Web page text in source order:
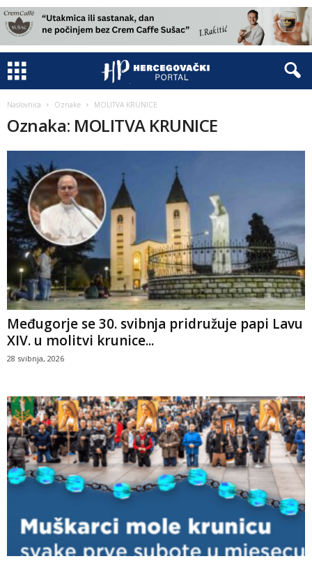
Naslovnica Oznake MOLITVA KRUNICE
Oznaka: MOLITVA KRUNICE
Međugorje se 30. svibnja pridružuje papi Lavu
XIV. u molitvi krunice...
28 svibnja, 2026